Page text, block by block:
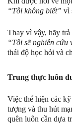
“Tôi không biết” vì
Thay vì vậy, hãy trả
“Tôi sẽ nghiên cứu
thái độ học hỏi và
Trung thực luôn
Việc thể hiện các
tượng và thu hút
quên luôn cần dựa